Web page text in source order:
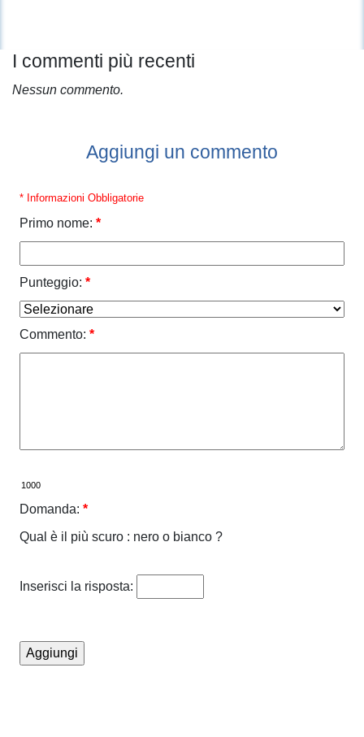
I commenti più recenti
Nessun commento.
Aggiungi un commento
* Informazioni Obbligatorie
Primo nome: *
Punteggio: *
Commento: *
Domanda: *
Qual è il più scuro : nero o bianco ?
Inserisci la risposta: